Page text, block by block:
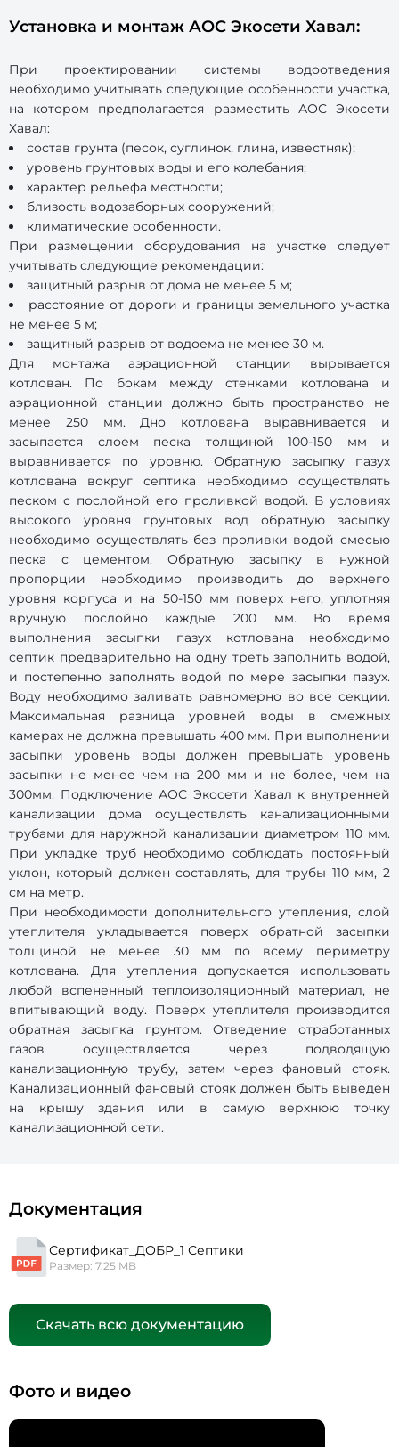
Установка и монтаж АОС Экосети Хавал:
При проектировании системы водоотведения
необходимо учитывать следующие особенности участка,
на котором предполагается разместить АОС Экосети
Хавал:
состав грунта (песок, суглинок, глина, известняк);
уровень грунтовых воды и его колебания;
характер рельефа местности;
близость водозаборных сооружений;
климатические особенности.
При размещении оборудования на участке следует
учитывать следующие рекомендации:
защитный разрыв от дома не менее 5 м;
расстояние от дороги и границы земельного участка
не менее 5 м;
защитный разрыв от водоема не менее 30 м.
Для монтажа аэрационной станции вырывается
котлован. По бокам между стенками котлована и
аэрационной станции должно быть пространство не
менее 250 мм. Дно котлована выравнивается и
засыпается слоем песка толщиной 100-150 мм и
выравнивается по уровню. Обратную засыпку пазух
котлована вокруг септика необходимо осуществлять
песком с послойной его проливкой водой. В условиях
высокого уровня грунтовых вод обратную засыпку
необходимо осуществлять без проливки водой смесью
песка с цементом. Обратную засыпку в нужной
пропорции необходимо производить до верхнего
уровня корпуса и на 50-150 мм поверх него, уплотняя
вручную послойно каждые 200 мм. Во время
выполнения засыпки пазух котлована необходимо
септик предварительно на одну треть заполнить водой,
и постепенно заполнять водой по мере засыпки пазух.
Воду необходимо заливать равномерно во все секции.
Максимальная разница уровней воды в смежных
камерах не должна превышать 400 мм. При выполнении
засыпки уровень воды должен превышать уровень
засыпки не менее чем на 200 мм и не более, чем на
300мм. Подключение АОС Экосети Хавал к внутренней
канализации дома осуществлять канализационными
трубами для наружной канализации диаметром 110 мм.
При укладке труб необходимо соблюдать постоянный
уклон, который должен составлять, для трубы 110 мм, 2
см на метр.
При необходимости дополнительного утепления, слой
утеплителя укладывается поверх обратной засыпки
толщиной не менее 30 мм по всему периметру
котлована. Для утепления допускается использовать
любой вспененный теплоизоляционный материал, не
впитывающий воду. Поверх утеплителя производится
обратная засыпка грунтом. Отведение отработанных
газов осуществляется через подводящую
канализационную трубу, затем через фановый стояк.
Канализационный фановый стояк должен быть выведен
на крышу здания или в самую верхнюю точку
канализационной сети.
Документация
Сертификат_ДОБР_1 Септики
Размер: 7.25 MB
Скачать всю документацию
Фото и видео